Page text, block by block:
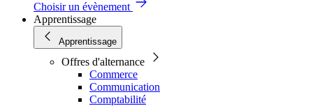
Choisir un évènement
Apprentissage
Apprentissage
Offres d'alternance
Commerce
Communication
Comptabilité